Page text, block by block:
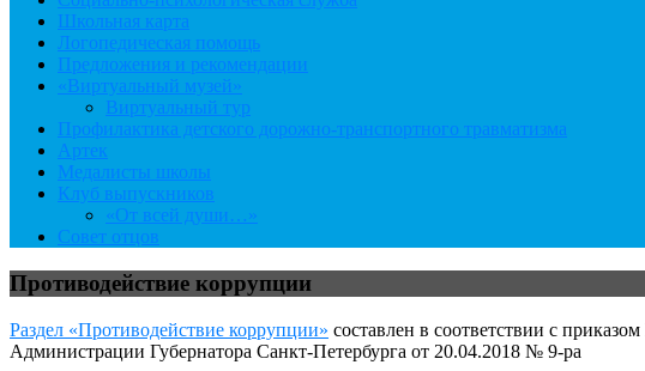
Школьная карта
Логопедическая помощь
Предложения и рекомендации
«Виртуальный музей»
Виртуальный тур
Профилактика детского дорожно-транспортного травматизма
Артек
Медалисты школы
Клуб выпускников
«От всей души…»
Совет отцов
Противодействие коррупции
Раздел «Противодействие коррупции» составлен в соответствии с
Администрации Губернатора Санкт-Петербурга от 20.04.2018 № 9-ра